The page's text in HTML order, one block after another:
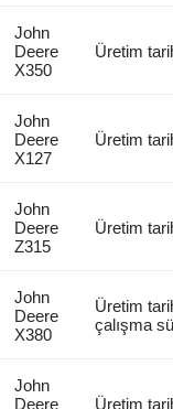
John
Deere
X350
Üretim
John
Deere
X127
Üretim
John
Deere
Z315
Üretim
John
Deere
X380
Üretim
çalışma
John
Deere
Üretim